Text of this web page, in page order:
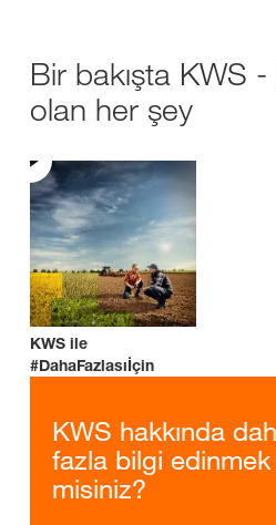
Bir bakışta KWS -
olan her şey
KWS ile
#DahaFazlasıİçin
KWS hakkında
fazla bilgi
misiniz?